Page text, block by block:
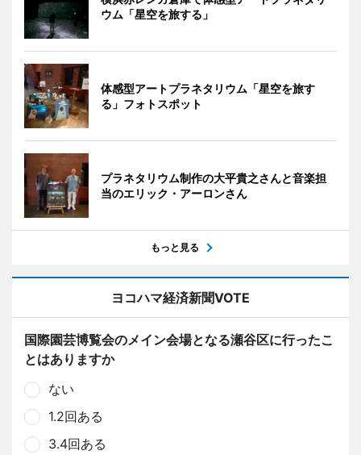
ウム「星空を旅する」
体感型アートプラネタリウム「星空を旅す
る」フォトスポット
プラネタリウム制作の大平貴之さんと音楽担
当のエリック・アーロンさん
もっと見る
ヨコハマ経済新聞VOTE
国際園芸博覧会のメイン会場となる瀬谷区に行ったこ
とはありますか
ない
1.2回ある
3.4回ある